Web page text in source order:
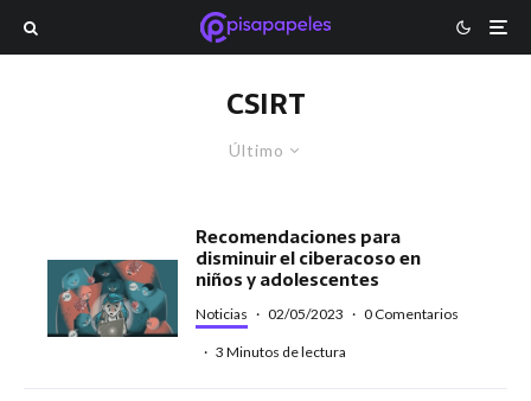
CSIRT
Último
Recomendaciones para
disminuir el ciberacoso en
niños y adolescentes
Noticias · 02/05/2023 · 0 Comentarios
· 3 Minutos de lectura